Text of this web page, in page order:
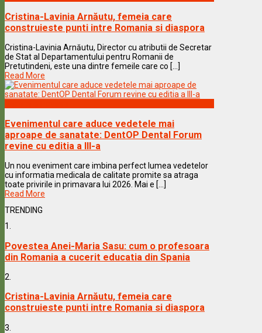
Cristina-Lavinia Arnăutu, femeia care
construieste punti intre Romania si diaspora
Cristina-Lavinia Arnăutu, Director cu atributii de Secretar
de Stat al Departamentului pentru Romanii de
Pretutindeni, este una dintre femeile care co [...]
Read More
Evenimentul care aduce vedetele mai
aproape de sanatate: DentOP Dental Forum
revine cu editia a III-a
Un nou eveniment care imbina perfect lumea vedetelor
cu informatia medicala de calitate promite sa atraga
toate privirile in primavara lui 2026. Mai e [...]
Read More
TRENDING
1.
Povestea Anei-Maria Sasu: cum o profesoara
din Romania a cucerit educatia din Spania
2.
Cristina-Lavinia Arnăutu, femeia care
construieste punti intre Romania si diaspora
3.